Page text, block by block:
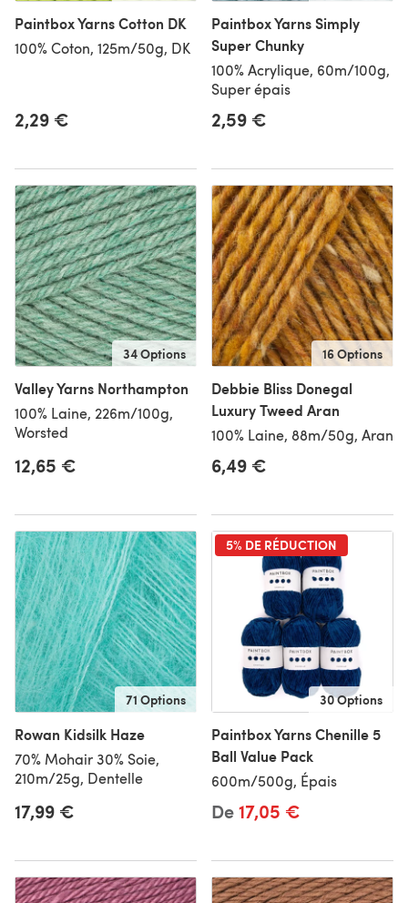
Paintbox Yarns Cotton DK
100% Coton, 125m/50g, DK
2,29 €
Paintbox Yarns Simply
Super Chunky
100% Acrylique, 60m/100g,
Super épais
2,59 €
34 Options
Valley Yarns Northampton
100% Laine, 226m/100g,
Worsted
12,65 €
16 Options
Debbie Bliss Donegal
Luxury Tweed Aran
100% Laine, 88m/50g, Aran
6,49 €
71 Options
Rowan Kidsilk Haze
70% Mohair 30% Soie,
210m/25g, Dentelle
17,99 €
5% DE RÉDUCTION
30 Options
Paintbox Yarns Chenille 5
Ball Value Pack
600m/500g, Épais
De17,05 €